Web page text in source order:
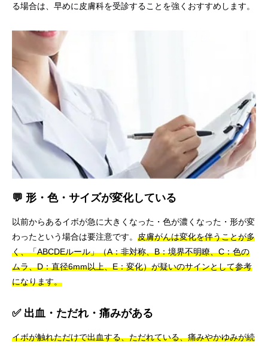
る場合は、早めに皮膚科を受診することを強くおすすめします。
💬 形・色・サイズが変化している
以前からあるイボが急に大きくなった・色が濃くなった・形が変
わったという場合は要注意です。 皮膚がんは変化を伴うことが多
く、「ABCDEルール」（A：非対称、B：境界不明瞭、C：色の
ムラ、D：直径6mm以上、E：変化）が疑いのサインとして参考
になります。
✅ 出血・ただれ・痛みがある
イボが触れただけで出血する、ただれている、痛みやかゆみが続